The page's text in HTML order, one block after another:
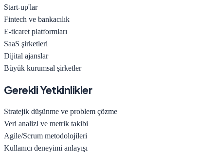
Start-up'lar
Fintech ve bankacılık
E-ticaret platformları
SaaS şirketleri
Dijital ajanslar
Büyük kurumsal şirketler
Gerekli Yetkinlikler
Stratejik düşünme ve problem çözme
Veri analizi ve metrik takibi
Agile/Scrum metodolojileri
Kullanıcı deneyimi anlayışı